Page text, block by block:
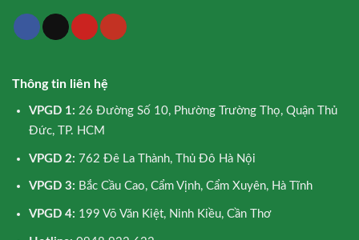
Thông tin liên hệ
VPGD 1: 26 Đường Số 10, Phường Trường Thọ, Quận Thủ
Đức, TP. HCM
VPGD 2: 762 Đê La Thành, Thủ Đô Hà Nội
VPGD 3: Bắc Cầu Cao, Cẩm Vịnh, Cẩm Xuyên, Hà Tĩnh
VPGD 4: 199 Võ Văn Kiệt, Ninh Kiều, Cần Thơ